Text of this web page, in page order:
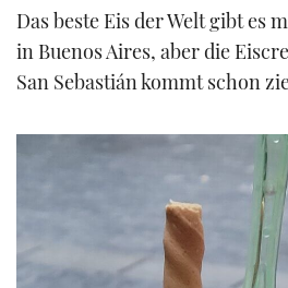
Das beste Eis der Welt gibt es
in Buenos Aires, aber die
San Sebastián kommt schon